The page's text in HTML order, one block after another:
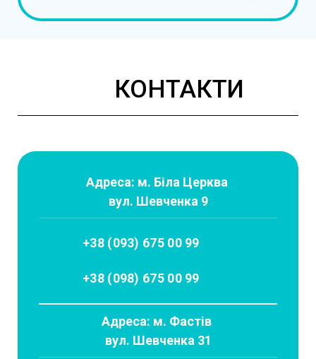
КОНТАКТИ
Адреса: м. Біла Церква
вул. Шевченка 9
+38 (093) 675 00 99
+38 (098) 675 00 99
Адреса: м. Фастів
вул. Шевченка 31